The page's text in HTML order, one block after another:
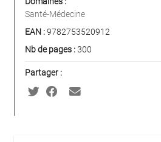
Santé-Médecine
EAN :9782753520912
Nb de pages :300
Partager :